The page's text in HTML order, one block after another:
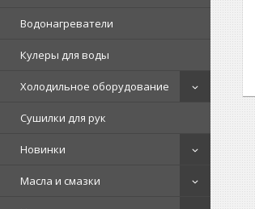
Водонагреватели
Кулеры для воды
Холодильное оборудование
Сушилки для рук
Новинки
Масла и смазки